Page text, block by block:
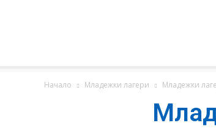
Начало Младежки лагери Младежки